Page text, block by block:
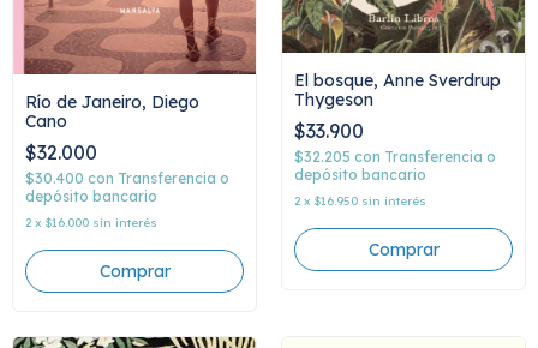
Río de Janeiro, Diego
Cano
$32.000
$30.400 con Transferencia o
depósito bancario
2 x $16.000 sin interés
El bosque, Anne Sverdrup
Thygeson
$33.900
$32.205 con Transferencia o
depósito bancario
2 x $16.950 sin interés